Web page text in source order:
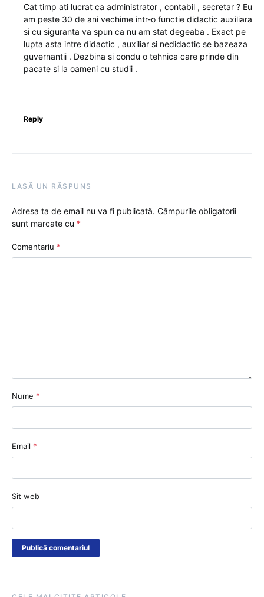
Cat timp ati lucrat ca administrator , contabil , secretar ? Eu
am peste 30 de ani vechime intr-o functie didactic auxiliara
si cu siguranta va spun ca nu am stat degeaba . Exact pe
lupta asta intre didactic , auxiliar si nedidactic se bazeaza
guvernantii . Dezbina si condu o tehnica care prinde din
pacate si la oameni cu studii .
Reply
LASĂ UN RĂSPUNS
Adresa ta de email nu va fi publicată. Câmpurile obligatorii
sunt marcate cu *
Comentariu *
Nume *
Email *
Sit web